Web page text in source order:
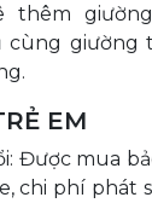
thêm
cùng giường
EM
Được mua
chi phí phát